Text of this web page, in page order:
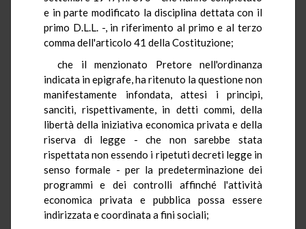
e in parte modificato la disciplina dettata con il
primo D.L.L. -, in riferimento al primo e al terzo
comma dell'articolo 41 della Costituzione;
che il menzionato Pretore nell'ordinanza
indicata in epigrafe, ha ritenuto la questione non
manifestamente infondata, attesi i principi,
sanciti, rispettivamente, in detti commi, della
libertà della iniziativa economica privata e della
riserva di legge - che non sarebbe stata
rispettata non essendo i ripetuti decreti legge in
senso formale - per la predeterminazione dei
programmi e dei controlli affinché l'attività
economica privata e pubblica possa essere
indirizzata e coordinata a fini sociali;